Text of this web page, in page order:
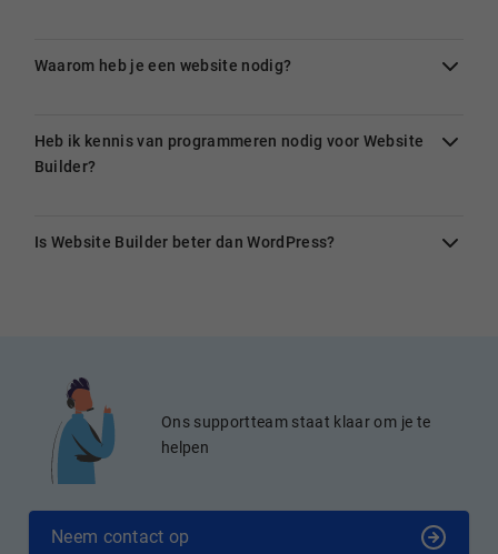
Waarom heb je een website nodig?
Heb ik kennis van programmeren nodig voor Website
Builder?
Is Website Builder beter dan WordPress?
Ons supportteam staat klaar om je te
helpen
Neem contact op